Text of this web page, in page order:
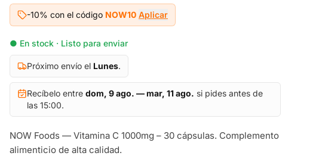
-10% con el código NOW10 Aplicar
● En stock · Listo para enviar
Próximo envío el Lunes.
Recíbelo entre dom, 9 ago. — mar, 11 ago. si pides antes de
las 15:00.
NOW Foods — Vitamina C 1000mg – 30 cápsulas. Complemento
alimenticio de alta calidad.